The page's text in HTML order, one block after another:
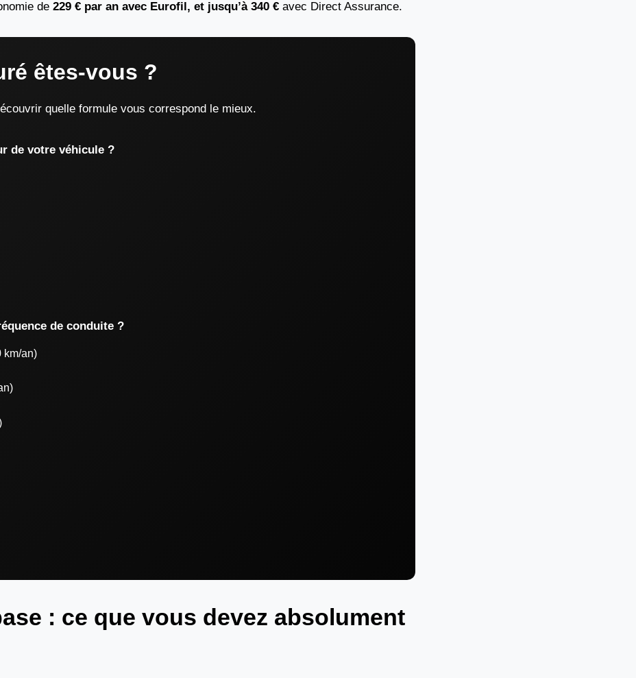
de 229 € par an avec Eurofil, et jusqu’à 340 € avec Direct Assurance.
êtes-vous ?
quelle formule vous correspond le mieux.
de votre véhicule ?
de conduite ?
km/an)
: ce que vous devez absolument